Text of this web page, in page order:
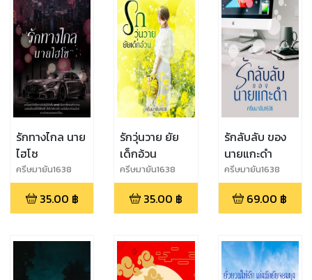
รักทางไกล นาย
ไฮโซ
ครีษมายัน1638
35.00 ฿
รักวุ่นวาย ยัย
เด็กอ้วน
ครีษมายัน1638
35.00 ฿
รักลับลับ ของ
นายแกะดำ
ครีษมายัน1638
69.00 ฿